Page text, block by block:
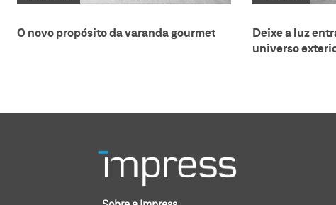
O novo propósito da varanda gourmet
Deixe a luz
universo